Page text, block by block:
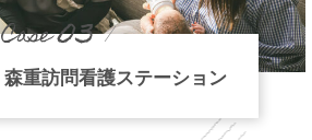
Case03
森重訪問看護ステーション